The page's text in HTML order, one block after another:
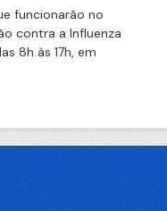
funcionarão no
contra a Influenza
8h às 17h, em